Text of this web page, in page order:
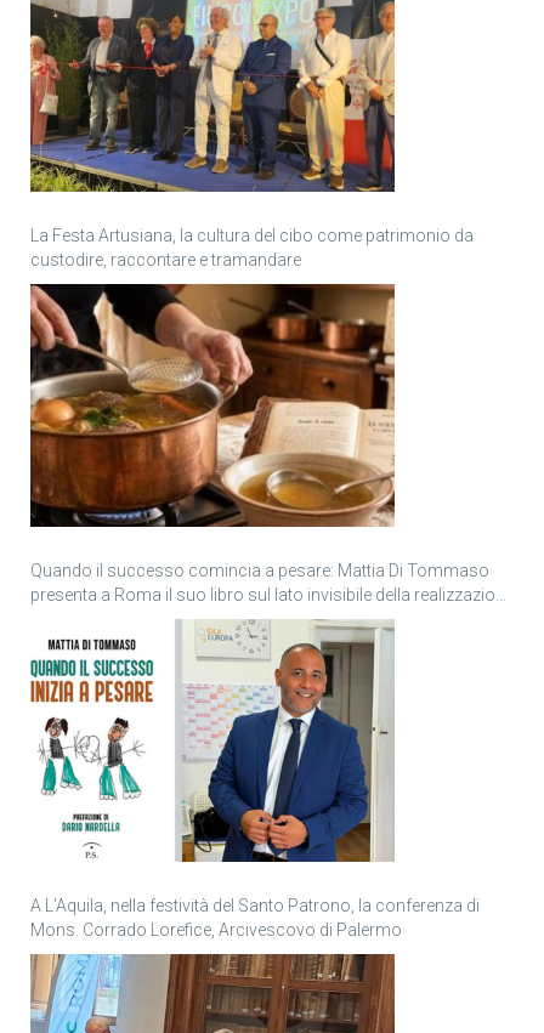
La Festa Artusiana, la cultura del cibo come patrimonio da
custodire, raccontare e tramandare
Quando il successo comincia a pesare: Mattia Di Tommaso
presenta a Roma il suo libro sul lato invisibile della realizzazione
A L’Aquila, nella festività del Santo Patrono, la conferenza di
Mons. Corrado Lorefice, Arcivescovo di Palermo